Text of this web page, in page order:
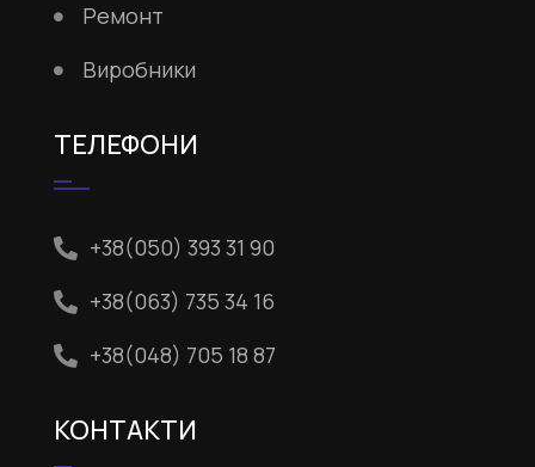
Ремонт
Виробники
ТЕЛЕФОНИ
+38(050) 393 31 90
+38(063) 735 34 16
+38(048) 705 18 87
КОНТАКТИ